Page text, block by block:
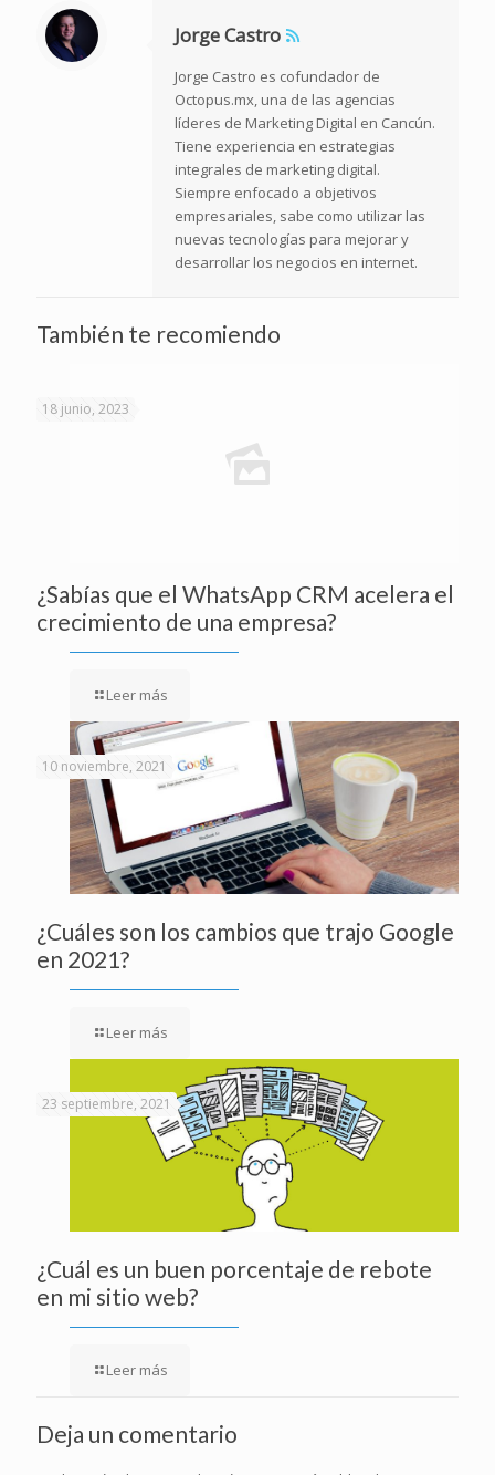
Jorge Castro
Jorge Castro es cofundador de
Octopus.mx, una de las agencias
líderes de Marketing Digital en Cancún.
Tiene experiencia en estrategias
integrales de marketing digital.
Siempre enfocado a objetivos
empresariales, sabe como utilizar las
nuevas tecnologías para mejorar y
desarrollar los negocios en internet.
También te recomiendo
18 junio, 2023
¿Sabías que el WhatsApp CRM acelera el
crecimiento de una empresa?
Leer más
10 noviembre, 2021
¿Cuáles son los cambios que trajo Google
en 2021?
Leer más
23 septiembre, 2021
¿Cuál es un buen porcentaje de rebote
en mi sitio web?
Leer más
Deja un comentario